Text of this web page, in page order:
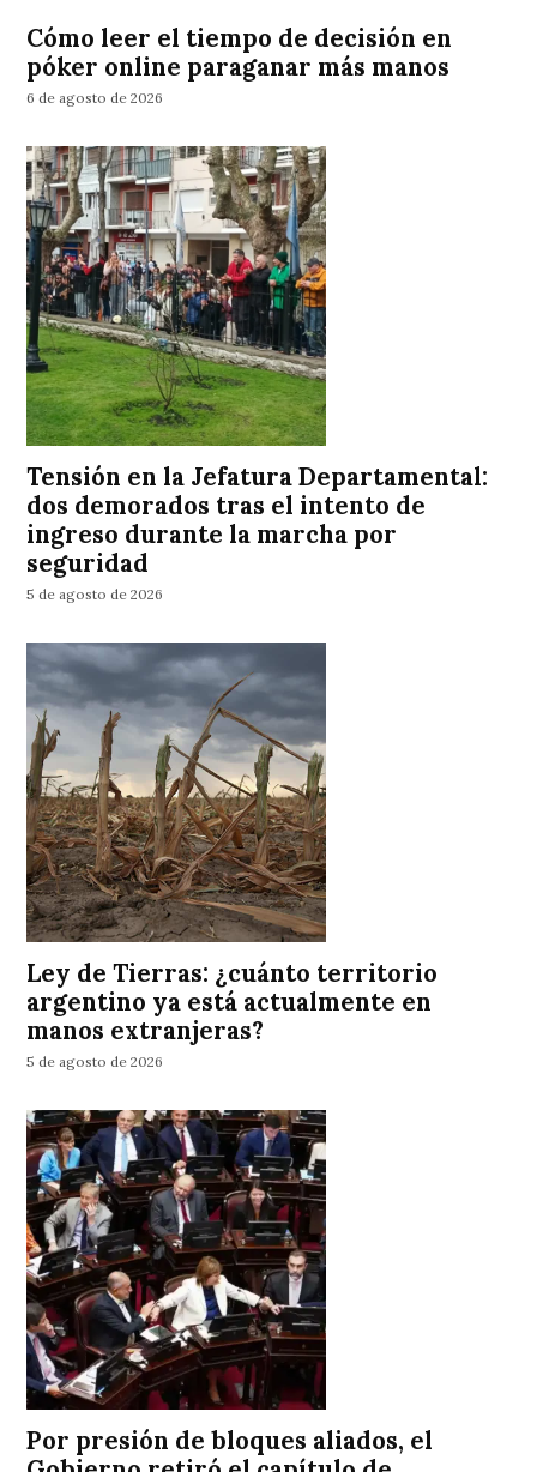
Cómo leer el tiempo de decisión en
póker online paraganar más manos
6 de agosto de 2026
Tensión en la Jefatura Departamental:
dos demorados tras el intento de
ingreso durante la marcha por
seguridad
5 de agosto de 2026
Ley de Tierras: ¿cuánto territorio
argentino ya está actualmente en
manos extranjeras?
5 de agosto de 2026
Por presión de bloques aliados, el